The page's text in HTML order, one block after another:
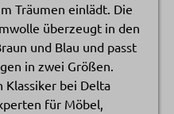
Träumen einlädt. Die
überzeugt in den
und Blau und passt
in zwei Größen.
Klassiker bei Delta
für Möbel,